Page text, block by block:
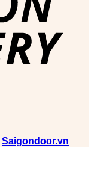
Saigondoor.vn